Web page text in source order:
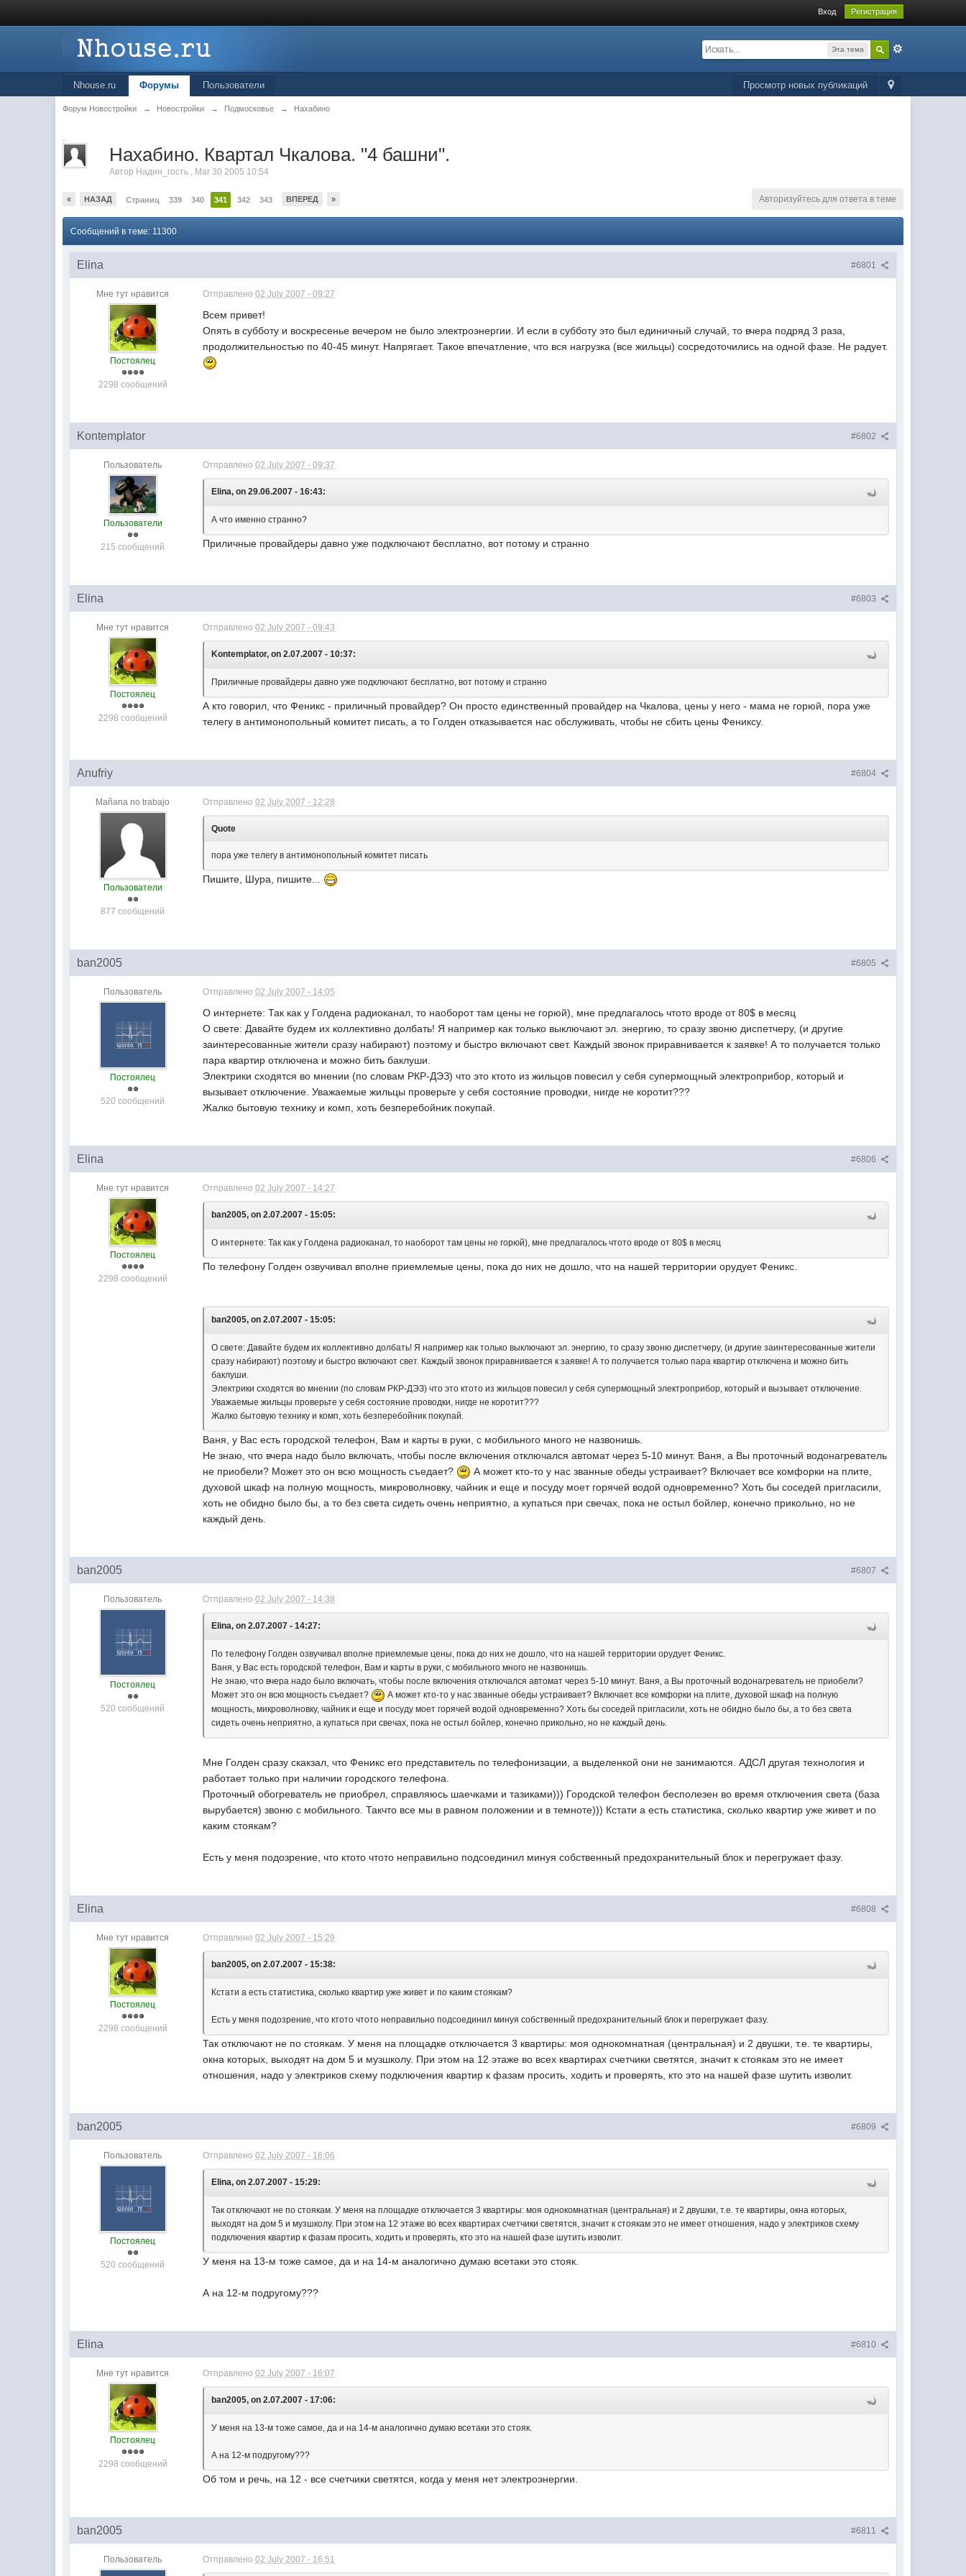
Вход Регистрация
Эта тема
Просмотр новых публикаций
Nhouse.ru Форумы Пользователи
Форум Новостройки → Новостройки → Подмосковье → Нахабино
.
Нахабино. Квартал Чкалова. "4 башни".
Автор Надин_гость , Mar 30 2005 10:54
« НАЗАД Страниц 339 340 341 342 343 ВПЕРЕД » Авторизуйтесь для ответа в теме
Сообщений в теме: 11300
#6801
Elina
Мне тут нравится
Постоялец
2298 сообщений
Отправлено02 July 2007 - 09:27
Всем привет!
Опять в субботу и воскресенье вечером не было электроэнергии. И если в субботу это был единичный случай, то вчера подряд 3 раза,
продолжительностью по 40-45 минут. Напрягает. Такое впечатление, что вся нагрузка (все жильцы) сосредоточились на одной фазе. Не радует.
#6802
Kontemplator
Пользователь
Пользователи
215 сообщений
Отправлено02 July 2007 - 09:37
Elina, on 29.06.2007 - 16:43:
А что именно странно?
Приличные провайдеры давно уже подключают бесплатно, вот потому и странно
#6803
Elina
Мне тут нравится
Постоялец
2298 сообщений
Отправлено02 July 2007 - 09:43
Kontemplator, on 2.07.2007 - 10:37:
Приличные провайдеры давно уже подключают бесплатно, вот потому и странно
А кто говорил, что Феникс - приличный провайдер? Он просто единственный провайдер на Чкалова, цены у него - мама не горюй, пора уже
телегу в антимонопольный комитет писать, а то Голден отказывается нас обслуживать, чтобы не сбить цены Фениксу.
#6804
Anufriy
Mañana no trabajo
Пользователи
877 сообщений
Отправлено02 July 2007 - 12:28
Quote
пора уже телегу в антимонопольный комитет писать
Пишите, Шура, пишите...
#6805
ban2005
Пользователь
Постоялец
520 сообщений
Отправлено02 July 2007 - 14:05
О интернете: Так как у Голдена радиоканал, то наоборот там цены не горюй), мне предлагалось чтото вроде от 80$ в месяц
О свете: Давайте будем их коллективно долбать! Я например как только выключают эл. энергию, то сразу звоню диспетчеру, (и другие
заинтересованные жители сразу набирают) поэтому и быстро включают свет. Каждый звонок приравнивается к заявке! А то получается только
пара квартир отключена и можно бить баклуши.
Электрики сходятся во мнении (по словам РКР-ДЭЗ) что это ктото из жильцов повесил у себя супермощный электроприбор, который и
вызывает отключение. Уважаемые жильцы проверьте у себя состояние проводки, нигде не коротит???
Жалко бытовую технику и комп, хоть безперебойник покупай.
#6806
Elina
Мне тут нравится
Постоялец
2298 сообщений
Отправлено02 July 2007 - 14:27
ban2005, on 2.07.2007 - 15:05:
О интернете: Так как у Голдена радиоканал, то наоборот там цены не горюй), мне предлагалось чтото вроде от 80$ в месяц
По телефону Голден озвучивал вполне приемлемые цены, пока до них не дошло, что на нашей территории орудует Феникс.
ban2005, on 2.07.2007 - 15:05:
О свете: Давайте будем их коллективно долбать! Я например как только выключают эл. энергию, то сразу звоню диспетчеру, (и другие заинтересованные жители
сразу набирают) поэтому и быстро включают свет. Каждый звонок приравнивается к заявке! А то получается только пара квартир отключена и можно бить
баклуши.
Электрики сходятся во мнении (по словам РКР-ДЭЗ) что это ктото из жильцов повесил у себя супермощный электроприбор, который и вызывает отключение.
Уважаемые жильцы проверьте у себя состояние проводки, нигде не коротит???
Жалко бытовую технику и комп, хоть безперебойник покупай.
Ваня, у Вас есть городской телефон, Вам и карты в руки, с мобильного много не назвонишь.
Не знаю, что вчера надо было включать, чтобы после включения отключался автомат через 5-10 минут. Ваня, а Вы проточный водонагреватель
не приобели? Может это он всю мощность съедает?
А может кто-то у нас званные обеды устраивает? Включает все комфорки на плите,
духовой шкаф на полную мощность, микроволновку, чайник и еще и посуду моет горячей водой одновременно? Хоть бы соседей пригласили,
хоть не обидно было бы, а то без света сидеть очень неприятно, а купаться при свечах, пока не остыл бойлер, конечно прикольно, но не
каждый день.
#6807
ban2005
Пользователь
Постоялец
520 сообщений
Отправлено02 July 2007 - 14:38
Elina, on 2.07.2007 - 14:27:
По телефону Голден озвучивал вполне приемлемые цены, пока до них не дошло, что на нашей территории орудует Феникс.
Ваня, у Вас есть городской телефон, Вам и карты в руки, с мобильного много не назвонишь.
Не знаю, что вчера надо было включать, чтобы после включения отключался автомат через 5-10 минут. Ваня, а Вы проточный водонагреватель не приобели?
Может это он всю мощность съедает?
А может кто-то у нас званные обеды устраивает? Включает все комфорки на плите, духовой шкаф на полную
мощность, микроволновку, чайник и еще и посуду моет горячей водой одновременно? Хоть бы соседей пригласили, хоть не обидно было бы, а то без света
сидеть очень неприятно, а купаться при свечах, пока не остыл бойлер, конечно прикольно, но не каждый день.
Мне Голден сразу скакзал, что Феникс его представитель по телефонизации, а выделенкой они не занимаются. АДСЛ другая технология и
работает только при наличии городского телефона.
Проточный обогреватель не приобрел, справляюсь шаечками и тазиками))) Городской телефон бесполезен во время отключения света (база
вырубается) звоню с мобильного. Такчто все мы в равном положении и в темноте))) Кстати а есть статистика, сколько квартир уже живет и по
каким стоякам?
Есть у меня подозрение, что ктото чтото неправильно подсоединил минуя собственный предохранительный блок и перегружает фазу.
#6808
Elina
Мне тут нравится
Постоялец
2298 сообщений
Отправлено02 July 2007 - 15:29
ban2005, on 2.07.2007 - 15:38:
Кстати а есть статистика, сколько квартир уже живет и по каким стоякам?
Есть у меня подозрение, что ктото чтото неправильно подсоединил минуя собственный предохранительный блок и перегружает фазу.
Так отключают не по стоякам. У меня на площадке отключается 3 квартиры: моя однокомнатная (центральная) и 2 двушки, т.е. те квартиры,
окна которых, выходят на дом 5 и музшколу. При этом на 12 этаже во всех квартирах счетчики светятся, значит к стоякам это не имеет
отношения, надо у электриков схему подключения квартир к фазам просить, ходить и проверять, кто это на нашей фазе шутить изволит.
#6809
ban2005
Пользователь
Постоялец
520 сообщений
Отправлено02 July 2007 - 16:06
Elina, on 2.07.2007 - 15:29:
Так отключают не по стоякам. У меня на площадке отключается 3 квартиры: моя однокомнатная (центральная) и 2 двушки, т.е. те квартиры, окна которых,
выходят на дом 5 и музшколу. При этом на 12 этаже во всех квартирах счетчики светятся, значит к стоякам это не имеет отношения, надо у электриков схему
подключения квартир к фазам просить, ходить и проверять, кто это на нашей фазе шутить изволит.
У меня на 13-м тоже самое, да и на 14-м аналогично думаю всетаки это стояк.
А на 12-м подругому???
#6810
Elina
Мне тут нравится
Постоялец
2298 сообщений
Отправлено02 July 2007 - 16:07
ban2005, on 2.07.2007 - 17:06:
У меня на 13-м тоже самое, да и на 14-м аналогично думаю всетаки это стояк.
А на 12-м подругому???
Об том и речь, на 12 - все счетчики светятся, когда у меня нет электроэнергии.
#6811
ban2005
Пользователь Отправлено02 July 2007 - 16:51